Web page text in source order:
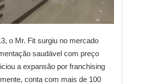
o Mr. Fit surgiu no mercado
saudável com preço
a expansão por franchising
conta com mais de 100